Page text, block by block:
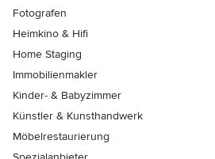
Fotografen
Heimkino & Hifi
Home Staging
Immobilienmakler
Kinder- & Babyzimmer
Künstler & Kunsthandwerk
Möbelrestaurierung